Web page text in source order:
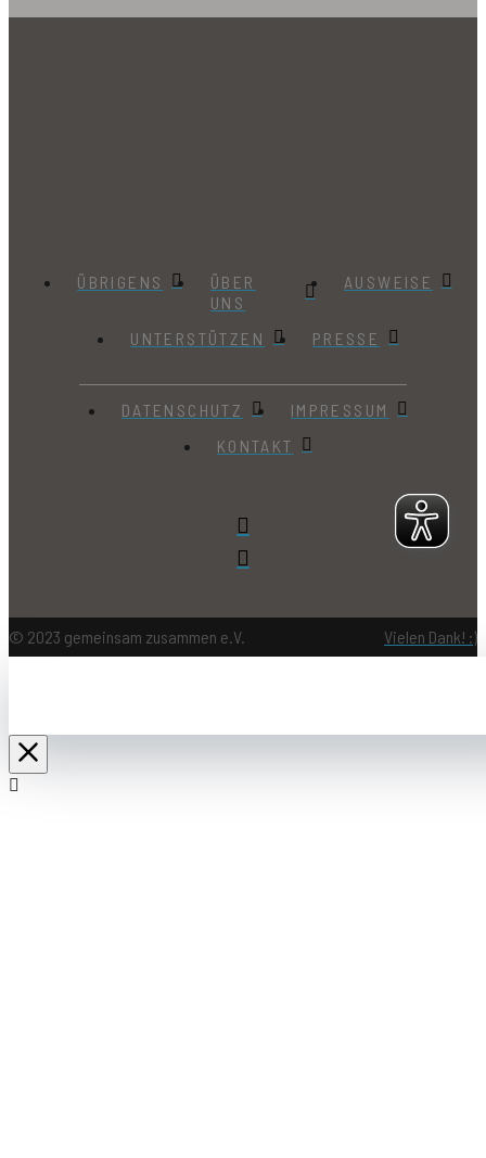
ÜBRIGENS
ÜBER
UNS
AUSWEISE
UNTERSTÜTZEN PRESSE
DATENSCHUTZ
IMPRESSUM
KONTAKT
© 2023 gemeinsam zusammen e.V. Vielen Dank! :)